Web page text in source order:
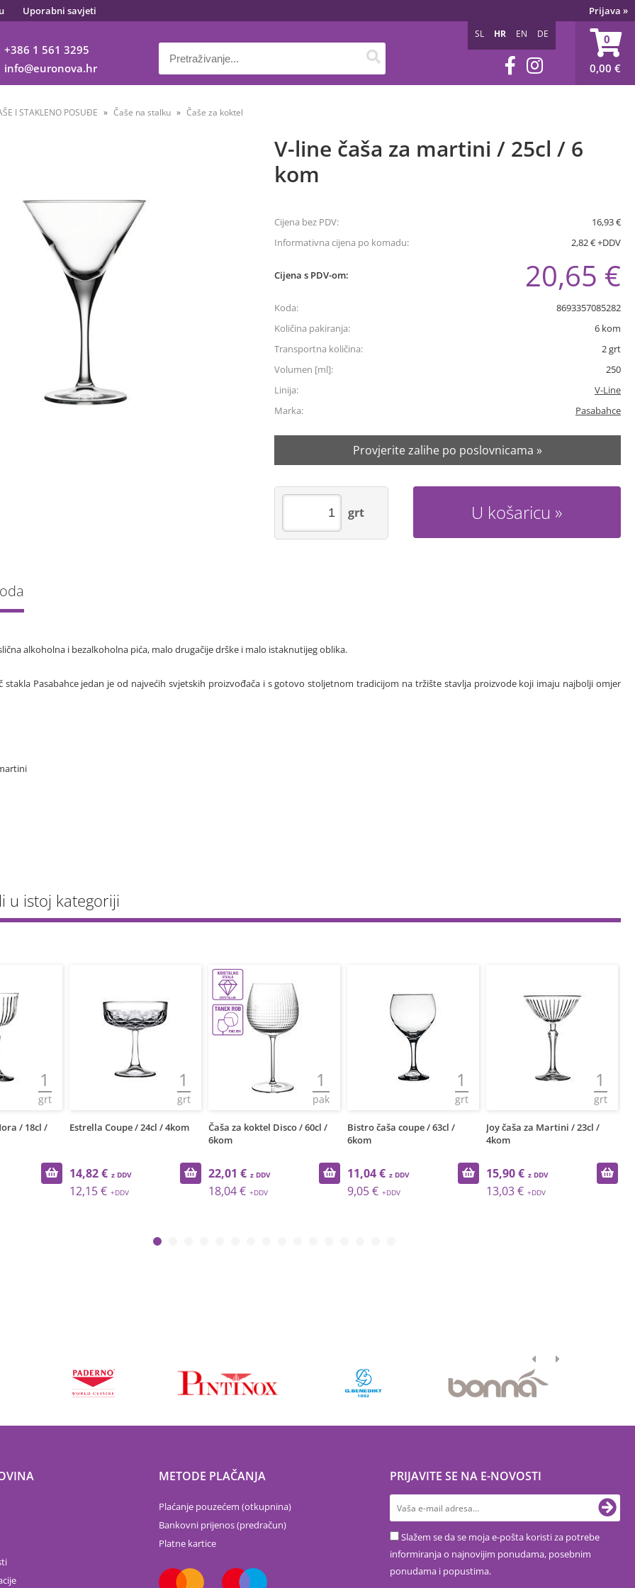
Uporabni savjeti Prijava »
+386 1 561 3295
info
euronova.hr
0
0,00 €
SL HR EN DE
I STAKLENO POSUĐE Čaše na stalku Čaše za koktel
V-line čaša za martini / 25cl / 6
kom
Cijena bez PDV:
16,93 €
Informativna cijena po komadu:
2,82 € +DDV
Cijena s PDV-om: 20,65 €
Koda:
8693357085282
Količina pakiranja:
6 kom
Transportna količina:
2grt
Volumen [ml]:
250
Linija:
V-Line
Marka:
Pasabahce
Provjerite zalihe po poslovnicama »
U košaricu
grt
alkoholna i bezalkoholna pića, malo drugačije drške i malo istaknutijeg oblika.
stakla Pasabahce jedan je od najvećih svjetskih proizvođača i s gotovo stoljetnom tradicijom na tržište stavlja proizvode koji imaju najbolji omjer
u istoj kategoriji
1
grt
/ 18cl /
1
grt
Estrella Coupe / 24cl / 4kom
14,82 €
12,15 €
1
pak
Čaša za koktel Disco / 60cl /
6kom
22,01 €
18,04 €
1
grt
Bistro čaša coupe / 63cl /
6kom
11,04 €
9,05 €
1
grt
Joy čaša za Martini / 23cl /
4kom
15,90 €
13,03 €
METODE PLAČANJA
Plaćanje pouzećem (otkupnina)
Bankovni prijenos (predračun)
Platne kartice
PRIJAVITE SE NA E-NOVOSTI
Slažem se da se moja e-pošta koristi za potrebe
informiranja o najnovijim ponudama, posebnim
ponudama i popustima.